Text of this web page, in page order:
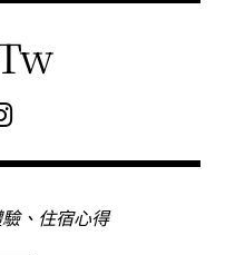
I
、住宿心得